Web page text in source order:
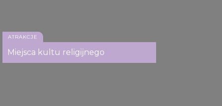
ATRAKCJE
Miejsca kultu religijnego